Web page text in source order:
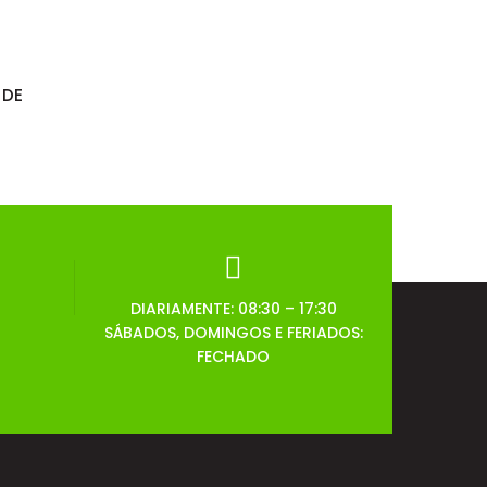
DIARIAMENTE: 08:30 – 17:30
SÁBADOS, DOMINGOS E FERIADOS:
FECHADO